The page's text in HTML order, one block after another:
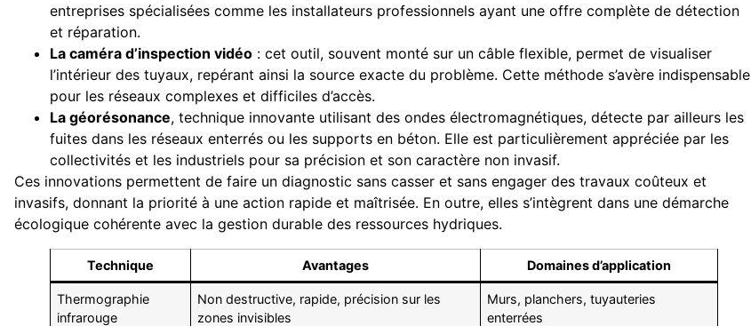
entreprises spécialisées comme les installateurs professionnels ayant une offre complète de détection
et réparation.
La caméra d’inspection vidéo : cet outil, souvent monté sur un câble flexible, permet de visualiser
l’intérieur des tuyaux, repérant ainsi la source exacte du problème. Cette méthode s’avère indispensable
pour les réseaux complexes et difficiles d’accès.
La géorésonance, technique innovante utilisant des ondes électromagnétiques, détecte par ailleurs les
fuites dans les réseaux enterrés ou les supports en béton. Elle est particulièrement appréciée par les
collectivités et les industriels pour sa précision et son caractère non invasif.
Ces innovations permettent de faire un diagnostic sans casser et sans engager des travaux coûteux et
invasifs, donnant la priorité à une action rapide et maîtrisée. En outre, elles s’intègrent dans une démarche
écologique cohérente avec la gestion durable des ressources hydriques.
Technique Avantages Domaines d’application
Thermographie
infrarouge
Non destructive, rapide, précision sur les
zones invisibles
Murs, planchers, tuyauteries
enterrées